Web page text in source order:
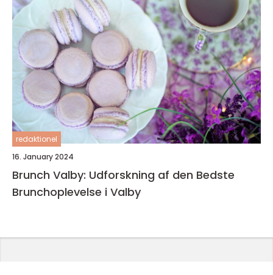
redaktionel
16. January 2024
Brunch Valby: Udforskning af den Bedste
Brunchoplevelse i Valby